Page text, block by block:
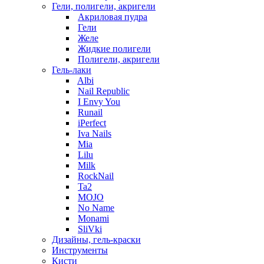
Гели, полигели, акригели
Акриловая пудра
Гели
Желе
Жидкие полигели
Полигели, акригели
Гель-лаки
Albi
Nail Republic
I Envy You
Runail
iPerfect
Iva Nails
Mia
Lilu
Milk
RockNail
Ta2
MOJO
No Name
Monami
SliVki
Дизайны, гель-краски
Инструменты
Кисти